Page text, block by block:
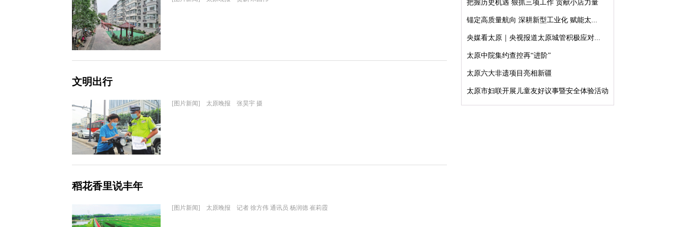
文明出行
[图片新闻] 太原晚报 张昊宇 摄
稻花香里说丰年
[图片新闻] 太原晚报 记者 徐方伟 通讯员 杨润德 崔莉霞
把握历史机遇 狠抓三项工作 贡献小店力量
锚定高质量航向 深耕新型工业化 赋能太...
央媒看太原｜央视报道太原城管积极应对...
太原中院集约查控再“进阶”
太原六大非遗项目亮相新疆
太原市妇联开展儿童友好议事暨安全体验活动